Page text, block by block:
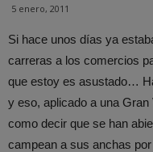
5 enero, 2011
Si hace unos días ya
carreras a los comercios
que estoy es asustado…
y eso, aplicado a una
como decir que se han
campean a sus anchas